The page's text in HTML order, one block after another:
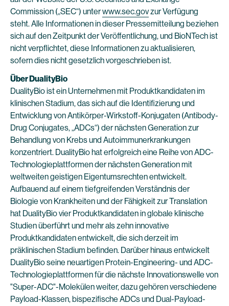
Commission („SEC“) unterwww.sec.govzur Verfügung
steht. Alle Informationen in dieser Pressemitteilung beziehen
sich auf den Zeitpunkt der Veröffentlichung, und BioNTech ist
nicht verpflichtet, diese Informationen zu aktualisieren,
sofern dies nicht gesetzlich vorgeschrieben ist.
ÜberDualityBio
DualityBio ist ein Unternehmen mit Produktkandidaten im
klinischen Stadium, das sich auf die Identifizierung und
Entwicklung von Antikörper-Wirkstoff-Konjugaten (Antibody-
Drug Conjugates, „ADCs“) der nächsten Generation zur
Behandlung von Krebs und Autoimmunerkrankungen
konzentriert. DualityBio hat erfolgreich eine Reihe von ADC-
Technologieplattformen der nächsten Generation mit
weltweiten geistigen Eigentumsrechten entwickelt.
Aufbauend auf einem tiefgreifenden Verständnis der
Biologie von Krankheiten und der Fähigkeit zur Translation
hat DualityBio vier Produktkandidaten in globale klinische
Studien überführt und mehr als zehn innovative
Produktkandidaten entwickelt, die sich derzeit im
präklinischen Stadium befinden. Darüber hinaus entwickelt
DualityBio seine neuartigen Protein-Engineering- und ADC-
Technologieplattformen für die nächste Innovationswelle von
"Super-ADC"-Molekülen weiter, dazu gehören verschiedene
Payload-Klassen, bispezifische ADCs und Dual-Payload-